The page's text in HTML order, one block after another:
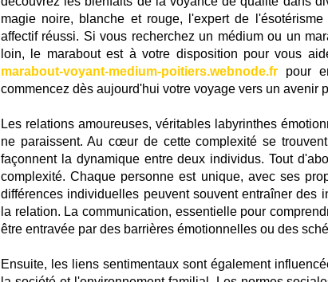
magie noire, blanche et rouge, l'expert de
affectif réussi. Si vous recherchez un médium ou un
loin, le marabout est à votre disposition pour vous
marabout-voyant-medium-poitiers.webnode.fr pour
commencez dès aujourd'hui votre voyage vers un avenir
Les relations amoureuses, véritables labyrinthes
ne paraissent. Au cœur de cette complexité se
façonnent la dynamique entre deux individus. Tout
complexité. Chaque personne est unique, avec ses
différences individuelles peuvent souvent entraîner des
la relation. La communication, essentielle pour
être entravée par des barrières émotionnelles ou des
Ensuite, les liens sentimentaux sont également